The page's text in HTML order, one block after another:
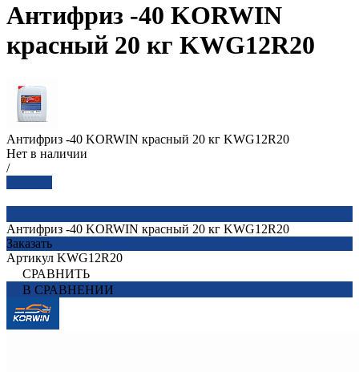
Антифриз -40 KORWIN
красный 20 кг KWG12R20
Антифриз -40 KORWIN красный 20 кг KWG12R20
Нет в наличии
/
Антифриз -40 KORWIN красный 20 кг KWG12R20
Заказать
Артикул KWG12R20
СРАВНИТЬ
В СРАВНЕНИИ